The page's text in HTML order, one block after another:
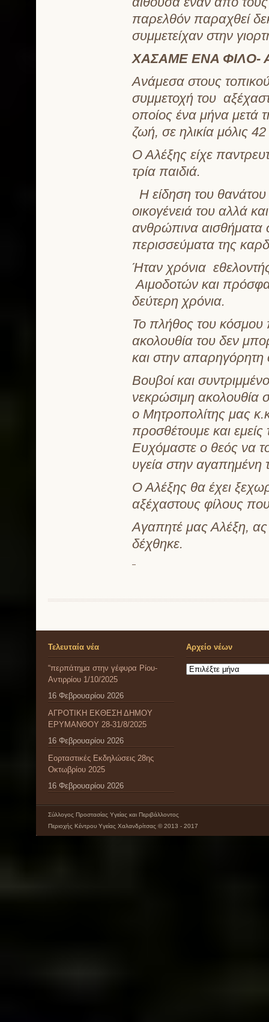
παρελθόν παραχθεί
συμμετείχαν στην
ΧΑΣΑΜΕ ΕΝΑ ΦΙΛΟ-
Ανάμεσα στους
συμμετοχή του
οποίος ένα μήνα μετά
ζωή, σε ηλικία μόλις
Ο Αλέξης είχε
τρία παιδιά.
Η είδηση του θανάτου
οικογένειά του αλλά
ανθρώπινα αισθήματα
περισσεύματα της
Ήταν χρόνια
Αιμοδοτών και
δεύτερη χρόνια.
Το πλήθος του κόσμου
ακολουθία του δεν
και στην απαρηγόρητη
Βουβοί και
νεκρώσιμη ακολουθία
ο Μητροπολίτης μας
προσθέτουμε και
Ευχόμαστε ο θεός να
υγεία στην αγαπημένη
Ο Αλέξης θα έχει
αξέχαστους φίλους
Αγαπητέ μας Αλέξη,
δέχθηκε.
Τελευταία νέα
“περπάτημα στην γέφυρα Ρίου-
Αντιρρίου 1/10/2025
16 Φεβρουαρίου 2026
ΑΓΡΟΤΙΚΗ ΕΚΘΕΣΗ ΔΗΜΟΥ
ΕΡΥΜΑΝΘΟΥ 28-31/8/2025
16 Φεβρουαρίου 2026
Εορταστικές Εκδηλώσεις 28ης
Οκτωβρίου 2025
16 Φεβρουαρίου 2026
Αρχείο νέων
Αρχείο
Σύλλογος Προστασίας Υγείας και Περιβάλλοντος
Περιοχής Κέντρου Υγείας Χαλανδρίτσας © 2013 - 2017